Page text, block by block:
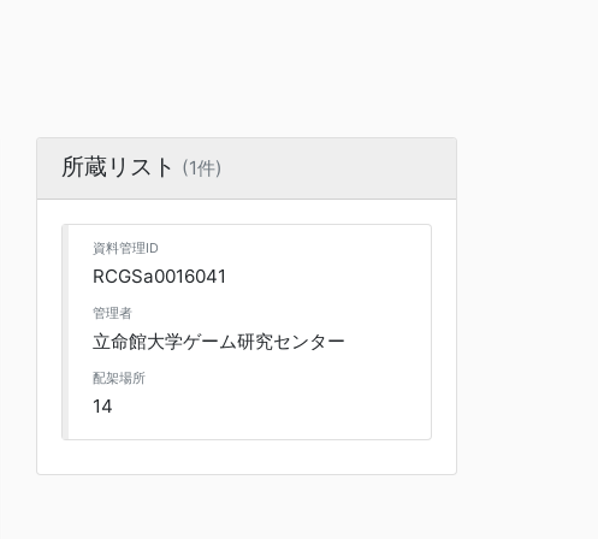
所蔵リスト (1件)
資料管理ID
RCGSa0016041
管理者
立命館大学ゲーム研究センター
配架場所
14